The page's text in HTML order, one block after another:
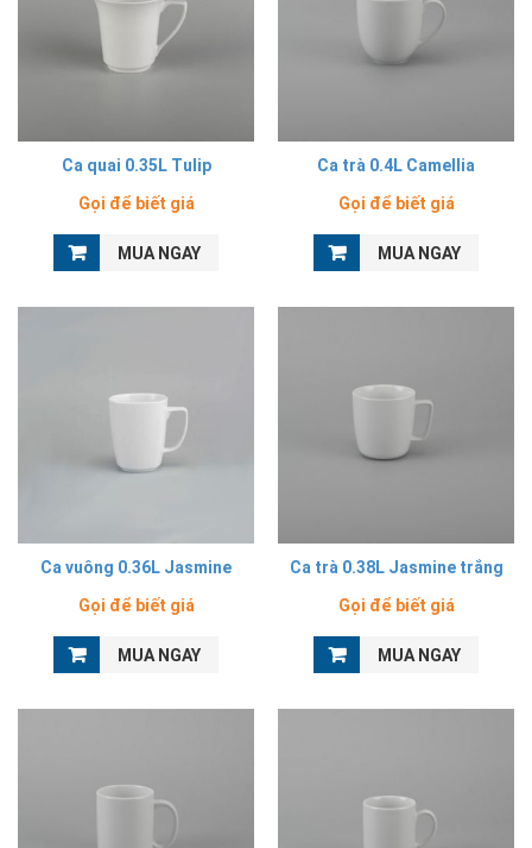
Ca quai 0.35L Tulip
Gọi để biết giá
MUA NGAY
Ca trà 0.4L Camellia
Gọi để biết giá
MUA NGAY
Ca vuông 0.36L Jasmine
Gọi để biết giá
MUA NGAY
Ca trà 0.38L Jasmine trắng
Gọi để biết giá
MUA NGAY